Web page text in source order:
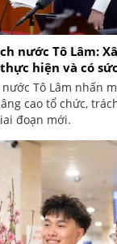
nước Tô Lâm:
hiện và có
Tô Lâm nhấn
cao tổ chức,
đoạn mới.